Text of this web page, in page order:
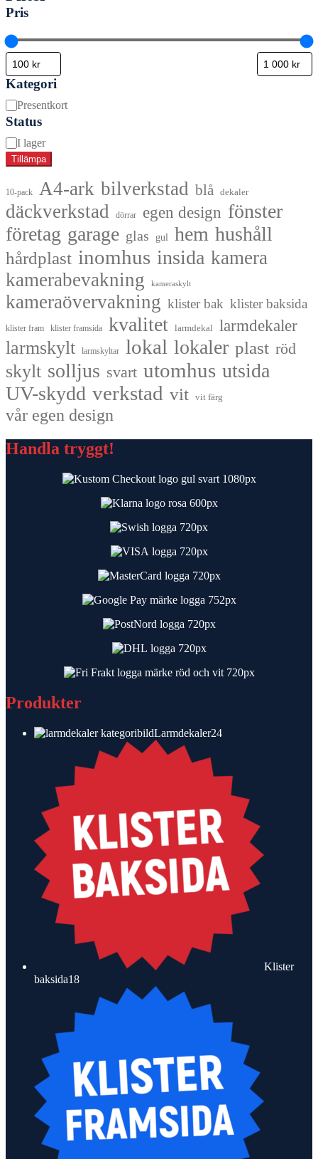
Pris
Kategori
Kategori
Presentkort
Status
Tillgänglighet
I lager
Tillämpa
10-pack A4-ark bilverkstad blå dekaler
däckverkstad dörrar egen design fönster
företag garage glas gul hem hushåll
hårdplast inomhus insida kamera
kamerabevakning
kameraskylt
kameraövervakning klister bak klister baksida
klister fram klister framsida kvalitet larmdekal larmdekaler
larmskylt larmskyltar lokal lokaler plast röd
skylt solljus svart utomhus utsida
UV-skydd verkstad vit vit färg
vår egen design
Handla tryggt!
Produkter
Larmdekaler2424
Klister
baksida1818